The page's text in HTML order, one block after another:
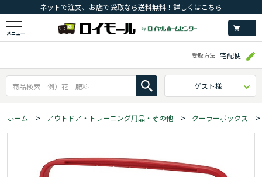
ネットで注文、お店で受取なら送料無料！詳しくはこちら
メニュー
受取方法 宅配便
ゲスト様
ホーム > アウトドア・トレーニング用品・その他 > クーラーボックス >